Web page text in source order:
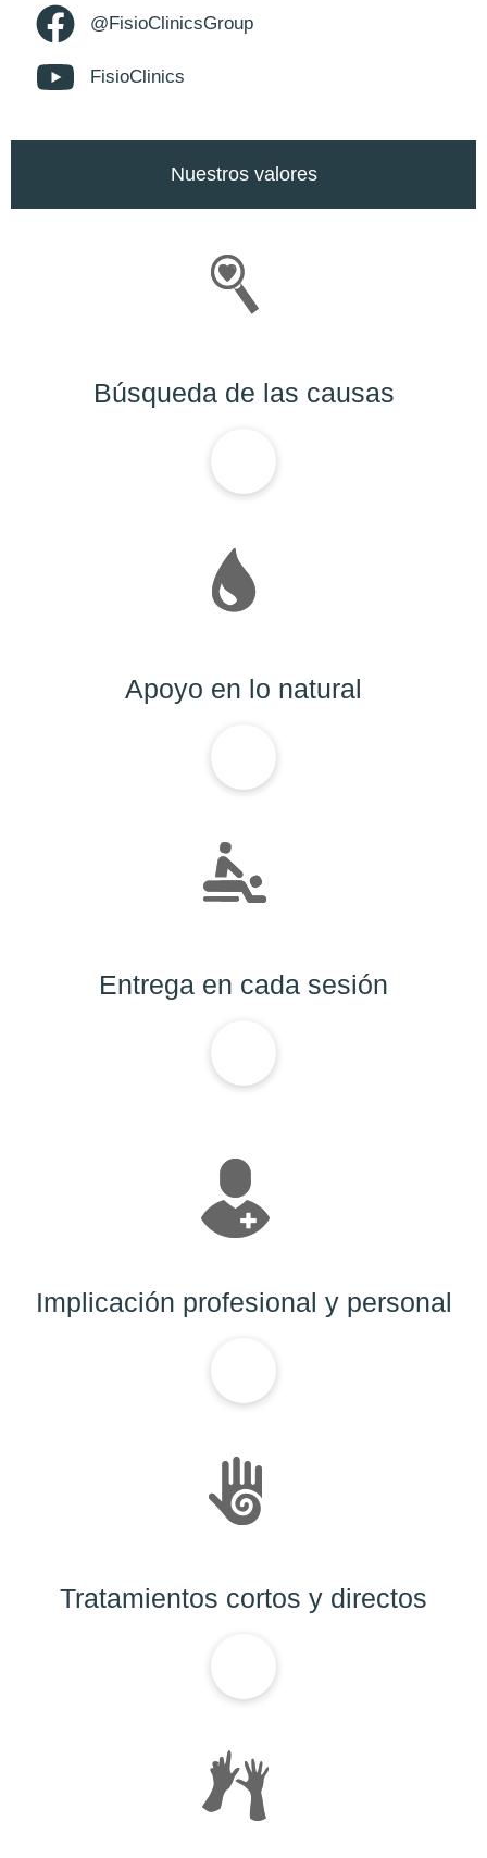
@FisioClinicsGroup
FisioClinics
Nuestros valores
Búsqueda de las causas
Apoyo en lo natural
Entrega en cada sesión
Implicación profesional y personal
Tratamientos cortos y directos